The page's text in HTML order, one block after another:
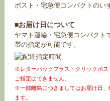
ポスト・宅急便コンパクトのい
■お届け日について
ヤマト運輸・宅急便コンパクト
帯の指定が可能です。
※レターパックプラス・クリックポ
ご指定はできません。
※一部離島につきましてはお届け日
ます。